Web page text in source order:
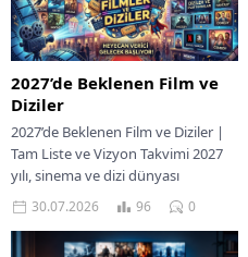
2027’de Beklenen Film ve
Diziler
2027’de Beklenen Film ve Diziler |
Tam Liste ve Vizyon Takvimi 2027
yılı, sinema ve dizi dünyası
açısından son yılların...
30.07.2026 96 0